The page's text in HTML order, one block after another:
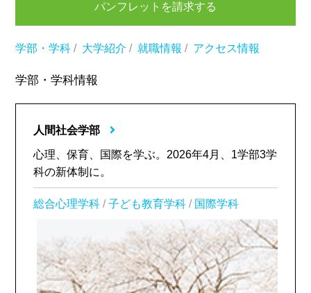
パンフレットを請求する
学部・学科 / 大学紹介 / 就職情報 / アクセス情報
学部・学科情報
人間社会学部
心理、保育、国際を学ぶ。2026年4月、1学部3学
科の新体制に。
総合心理学科 /子ども教育学科 / 国際学科